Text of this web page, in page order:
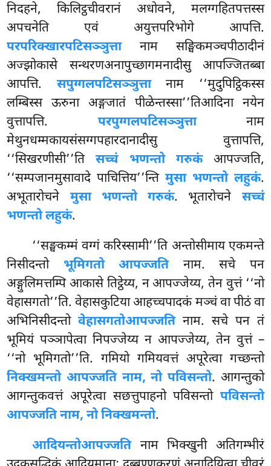
निदहने, किलिट्ठचीवरानं अधोवने, मलग्गहितपत्तस्स
अपचनेति एवं अयुत्तपरिभोगे आपत्ति.
परपरिक्खारपटिसञ्ञुत्तानाम सङ्घिकमञ्चपीठादीनं
अज्झोकासे सन्थरणअनापुच्छागमनादीसु आपज्जितब्बा
आपत्ति. सपुग्गलपटिसञ्ञुत्तानाम ‘‘मुदुपिट्ठिकस्स
लम्बिस्स ऊरुना अङ्गजातं पीळेन्तस्सा’’तिआदिना नयेन
वुत्तापत्ति. परपुग्गलपटिसञ्ञुत्तानाम
मेथुनधम्मकायसंसग्गपहारदानादीसु वुत्तापत्ति,
‘‘सिखरणीसी’’तिसच्चं भणन्तो गरुकंआपज्जति,
‘‘सम्पजानमुसावादे पाचित्तिय’’न्ति मुसा भणन्तो लहुकं.
अभूतारोचने मुसा भणन्तो गरुकं. भूतारोचने सच्चं
भणन्तो लहुकं.
‘‘सङ्घकम्मं वग्गं करिस्सामी’’ति अन्तोसीमाय एकमन्ते
निसीदन्तो भूमिगतो आपज्जतिनाम. सचे पन
अङ्गुलिमत्तम्पि आकासे तिट्ठेय्य, न आपज्जेय्य, तेन वुत्तं ‘‘नो
वेहासगतो’’ति. वेहासकुटिया आहच्चपादकं मञ्चं वा पीठं वा
अभिनिसीदन्तोवेहासगतोआपज्जतिनाम. सचे पन तं
भूमियं पञ्ञापेत्वा निपज्जेय्य न आपज्जेय्य, तेन वुत्तं –
‘‘नो भूमिगतो’’ति. गमियो गमियवत्तं अपूरेत्वा गच्छन्तो
निक्खमन्तो आपज्जति नाम, नो पविसन्तो. आगन्तुको
आगन्तुकवत्तं अपूरेत्वा सछत्तुपाहनो पविसन्तो पविसन्तो
आपज्जति नाम, नो निक्खमन्तो.
आदियन्तोआपज्जतिनाम भिक्खुनी अतिगम्भीरं